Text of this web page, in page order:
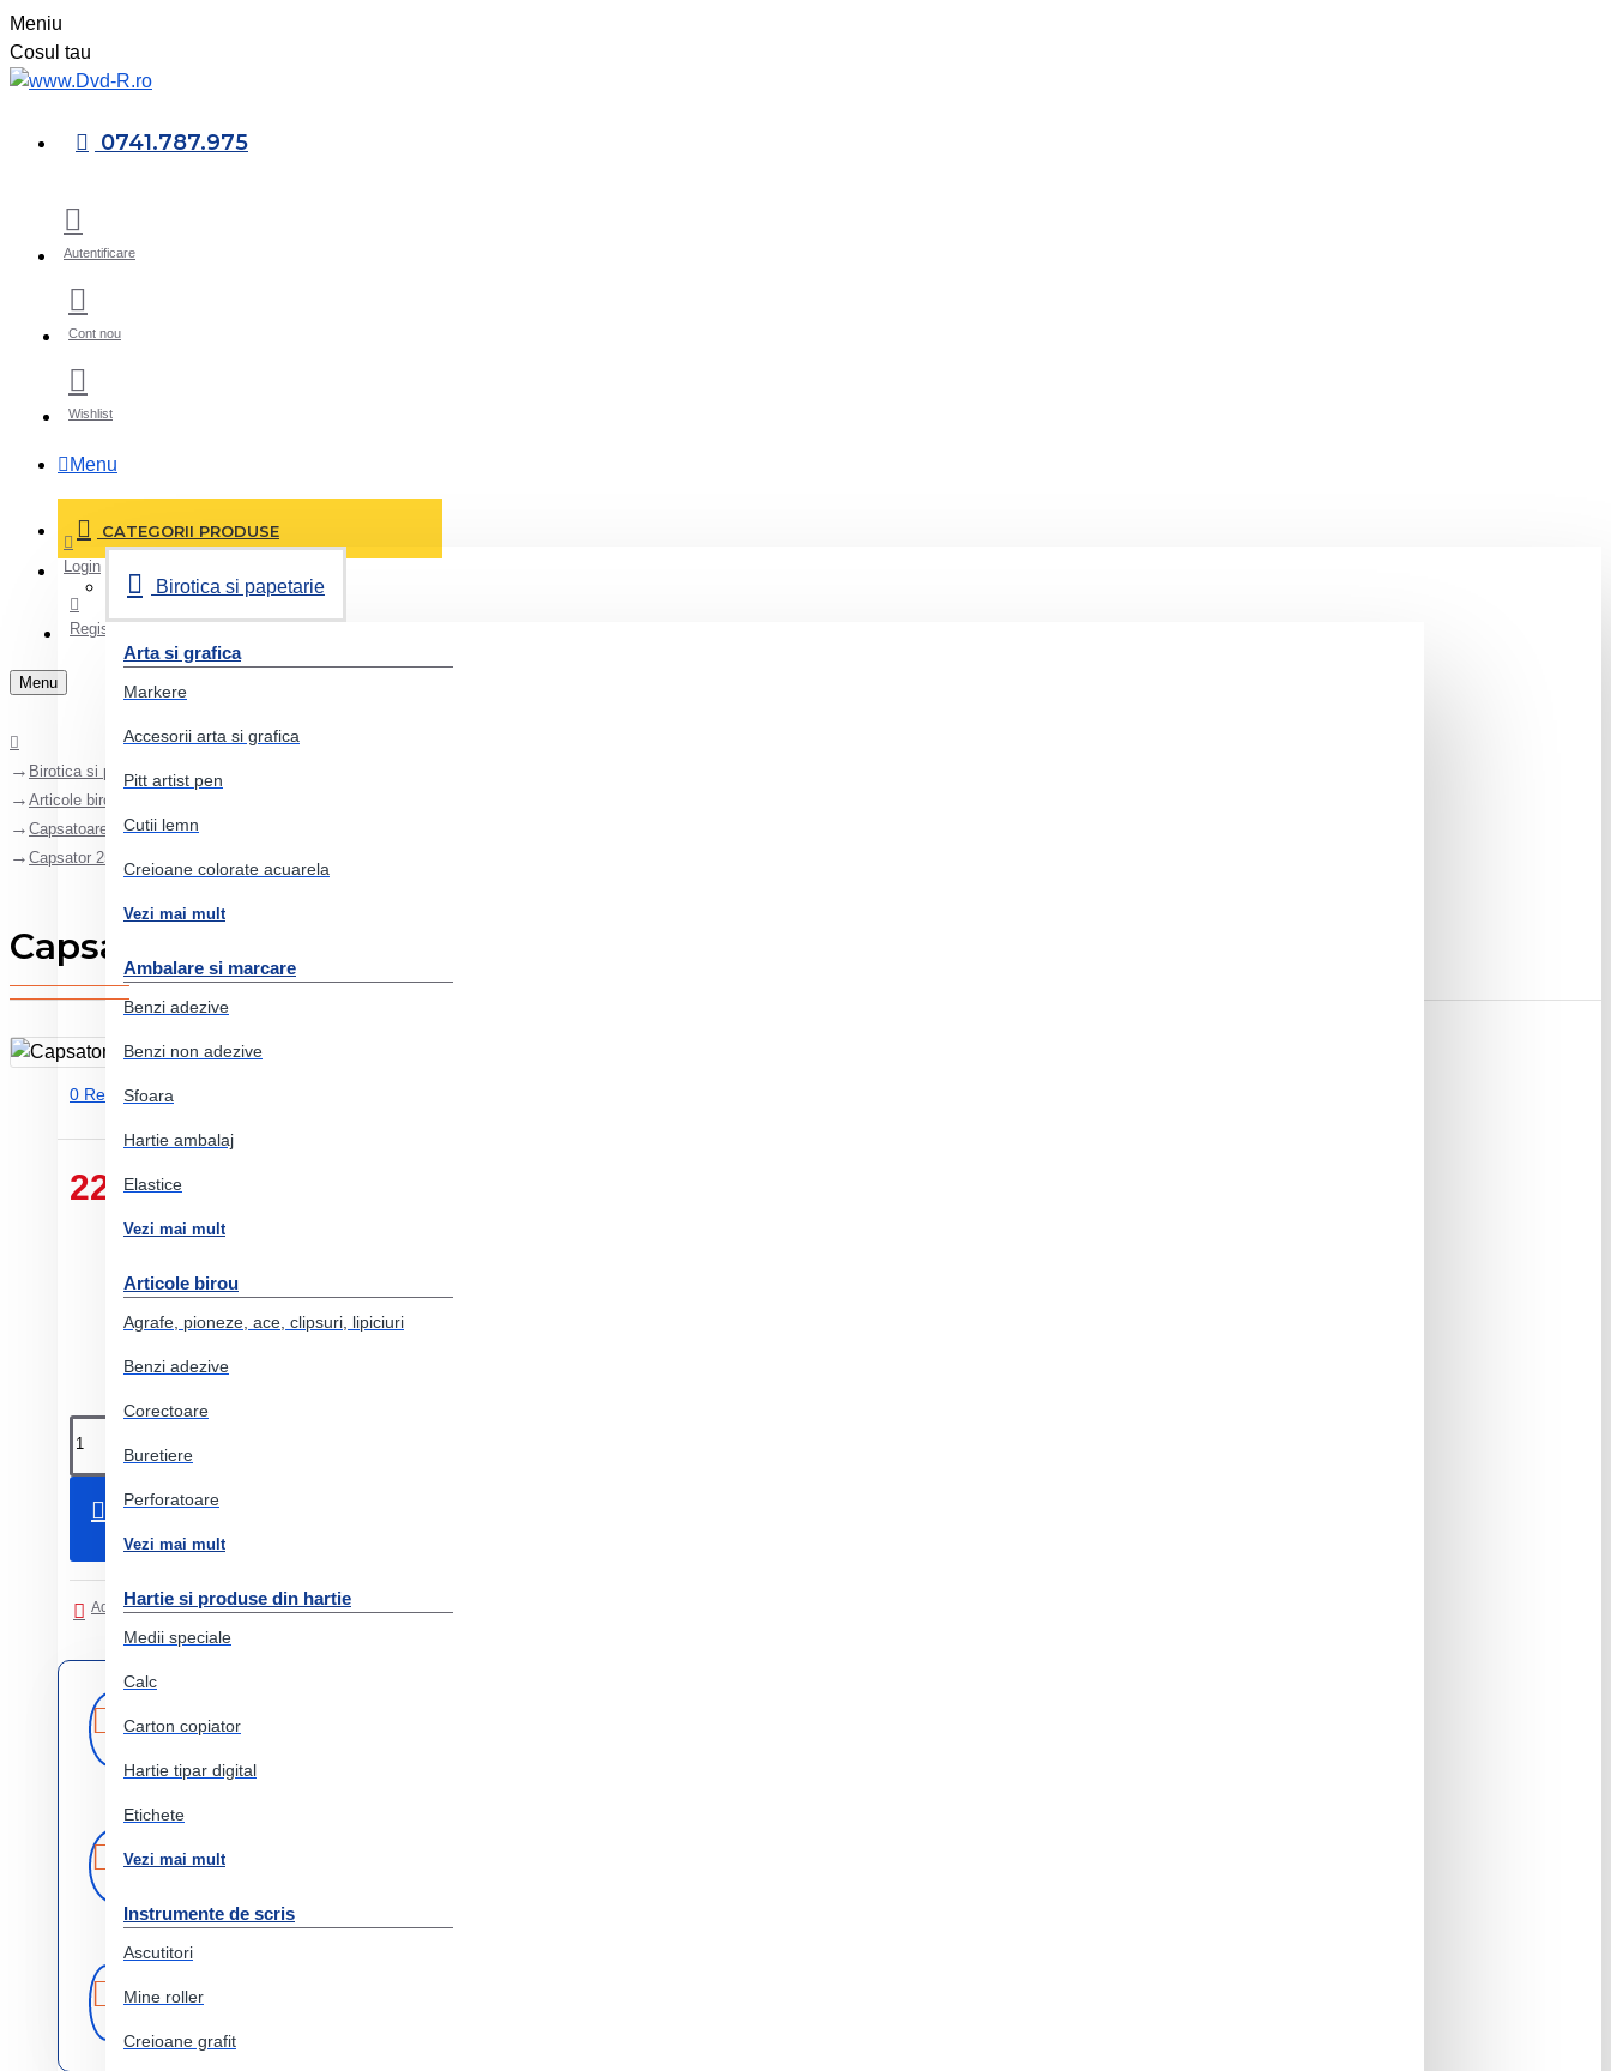
Meniu
Cosul tau
0741.787.975
Autentificare
Cont nou
Wishlist
Menu
CATEGORII PRODUSE
Birotica si papetarie
Arta si grafica
Markere
Accesorii arta si grafica
Pitt artist pen
Cutii lemn
Creioane colorate acuarela
Vezi mai mult
Ambalare si marcare
Benzi adezive
Benzi non adezive
Sfoara
Hartie ambalaj
Elastice
Vezi mai mult
Articole birou
Agrafe, pioneze, ace, clipsuri, lipiciuri
Benzi adezive
Corectoare
Buretiere
Perforatoare
Vezi mai mult
Hartie si produse din hartie
Medii speciale
Calc
Carton copiator
Hartie tipar digital
Etichete
Vezi mai mult
Instrumente de scris
Ascutitori
Mine roller
Creioane grafit
Login
Register
Menu
Birotica si papetarie
Articole birou
Capsatoare
Capsator 25 coli 24/6 model c-12 argintiu noki
Capsator 25 coli 24/6 model c-12 argintiu noki
0 Review-uri.
22.39 Lei
Adauga in Cos
Adaugati in Lista de dorinte Comparati produsul
rapida
curier rapid
produs in 14 zile
originale